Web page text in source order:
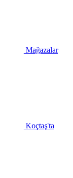
Mağazalar
Koçtaş'ta